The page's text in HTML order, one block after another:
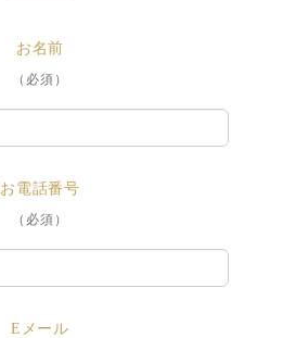
お名前
（必須）
お電話番号
（必須）
Eメール